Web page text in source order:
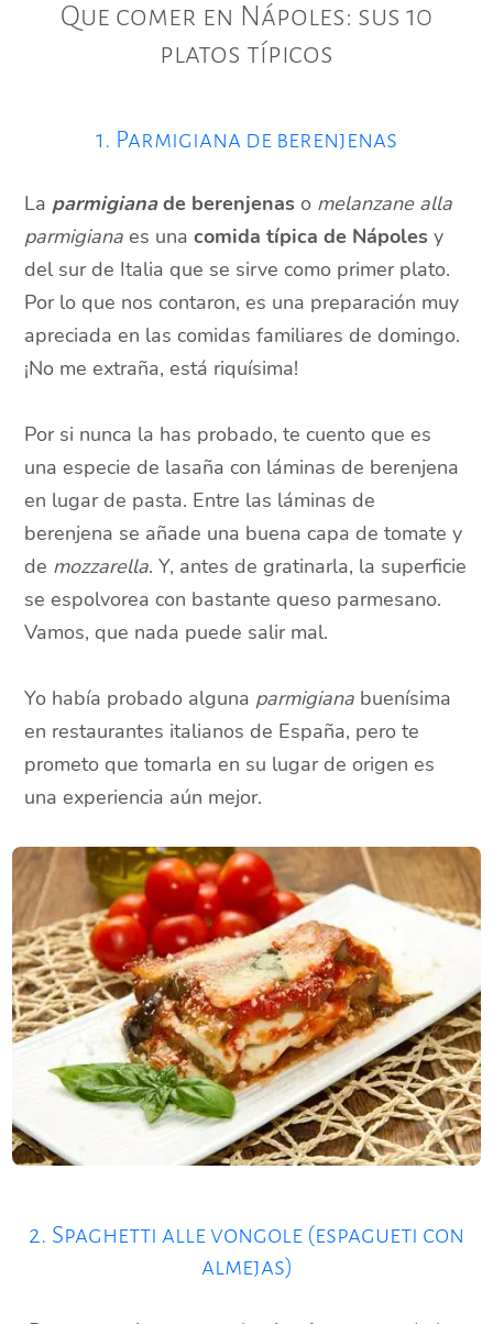
Que comer en Nápoles: sus 10
platos típicos
1. Parmigiana de berenjenas
La parmigianade berenjenas o melanzane alla
parmigiana es unacomida típica de Nápoles y
del sur de Italia que se sirve como primer plato.
Por lo que nos contaron, es una preparación muy
apreciada en las comidas familiares de domingo.
¡No me extraña, está riquísima!
Por si nunca la has probado, te cuento que es
una especie de lasaña con láminas de berenjena
en lugar de pasta. Entre las láminas de
berenjena se añade una buena capa de tomate y
de mozzarella. Y, antes de gratinarla, la superficie
se espolvorea con bastante queso parmesano.
Vamos, que nada puede salir mal.
Yo había probado alguna parmigiana buenísima
en restaurantes italianos de España, pero te
prometo que tomarla en su lugar de origen es
una experiencia aún mejor.
2. Spaghetti alle vongole (espagueti con
almejas)